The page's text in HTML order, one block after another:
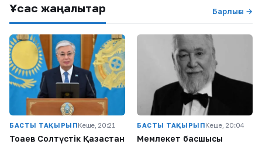
Ұқсас жаңалықтар Барлығы →
БАСТЫ ТАҚЫРЫПКеше, 20:21
Тоқаев Солтүстік Қазақстан
БАСТЫ ТАҚЫРЫПКеше, 20:04
Мемлекет басшысы